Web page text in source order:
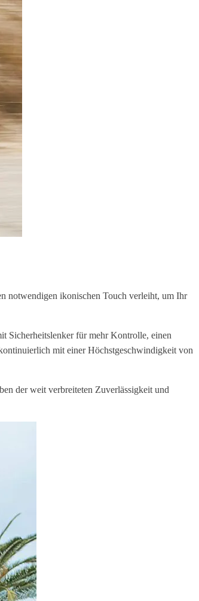
notwendigen ikonischen Touch verleiht, um Ihr
Sicherheitslenker für mehr Kontrolle, einen
mit einer Höchstgeschwindigkeit von
der weit verbreiteten Zuverlässigkeit und